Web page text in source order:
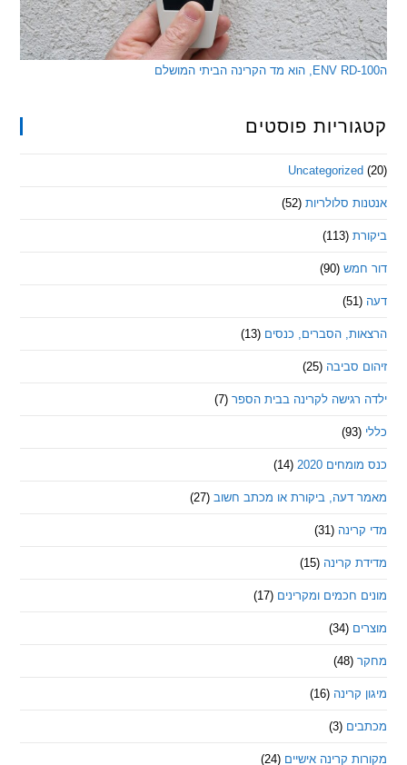
פוסטים
סלולריות (52)
(90)
הסברים, כנסים (13)
סביבה (25)
לקרינה בבית הספר (7)
2020
(14)
ביקורת או מכתב חשוב (27)
(31)
קרינה (15)
חכמים ומקרינים (17)
(16)
קרינה אישיים (24)